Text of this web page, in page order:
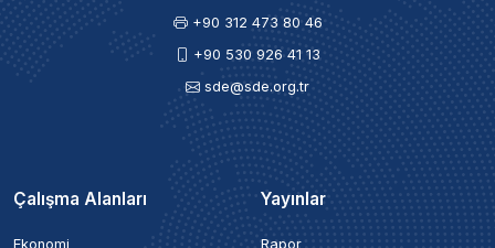
+90 312 473 80 46
+90 530 926 41 13
sde@sde.org.tr
Çalışma Alanları
Ekonomi
Yayınlar
Rapor